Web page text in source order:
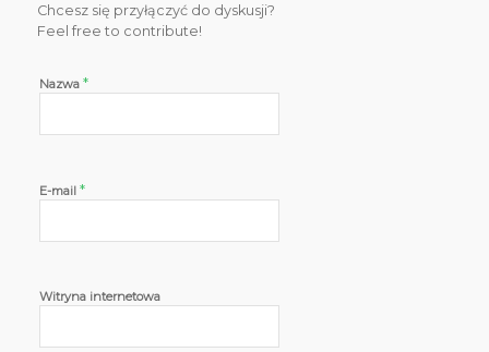
Chcesz się przyłączyć do dyskusji?
Feel free to contribute!
Nazwa *
E-mail *
Witryna internetowa